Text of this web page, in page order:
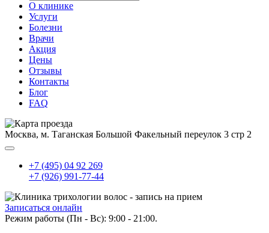
О клинике
Услуги
Болезни
Врачи
Акция
Цены
Отзывы
Контакты
Блог
FAQ
Москва, м. Таганская Большой Факельный переулок 3 стр 2
+7 (495) 04 92 269
+7 (926) 991-77-44
Записаться онлайн
Режим работы (Пн - Вс): 9:00 - 21:00.